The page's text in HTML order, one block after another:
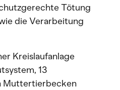
Tötung
die Verarbeitung
Kreislaufanlage
13
Muttertierbecken